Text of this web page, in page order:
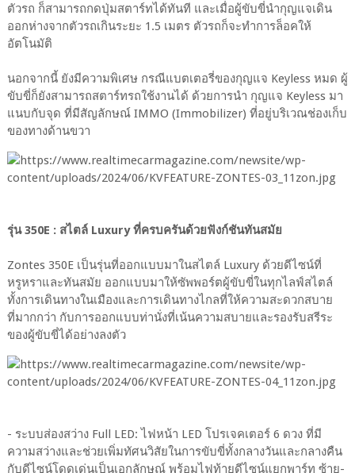
ตัวรถ ก็สามารถกดปุ่มสตาร์ทได้ทันที และเมื่อผู้ขับขี่นำกุญแจเดิน
ออกห่างจากตัวรถเกินระยะ 1.5 เมตร ตัวรถก็จะทำการล็อคให้
อัตโนมัติ
นอกจากนี้ ยังมีความพิเศษ กรณีแบตเตอรี่ของกุญแจ Keyless หมด ผู้
ขับขี่ก็ยังสามารถสตาร์ทรถใช้งานได้ ด้วยการนำ กุญแจ Keyless มา
แนบกับจุด ที่มีสัญลักษณ์ IMMO (Immobilizer) ที่อยู่บริเวณช่องเก็บ
ของทางด้านขวา
รุ่น 350E : สไตล์ Luxury ที่ครบครันด้วยฟังก์ชันทันสมัย
Zontes 350E เป็นรุ่นที่ออกแบบมาในสไตล์ Luxury ด้วยดีไซน์ที่
หรูหราและทันสมัย ออกแบบมาให้ซัพพอร์ตผู้ขับขี่ในทุกไลฟ์สไตล์
ทั้งการเดินทางในเมืองและการเดินทางไกลที่ให้ความสะดวกสบาย
ที่มากกว่า กับการออกแบบท่านั่งที่เน้นความสบายและรองรับสรีระ
ของผู้ขับขี่ได้อย่างลงตัว
- ระบบส่องสว่าง Full LED: ไฟหน้า LED โปรเจคเตอร์ 6 ดวง ที่มี
ความสว่างและช่วยเพิ่มทัศนวิสัยในการขับขี่ทั้งกลางวันและกลางคืน
กับดีไซน์โดดเด่นเป็นเอกลักษณ์ พร้อมไฟท้ายดีไซน์แยกพาร์ท ซ้าย-